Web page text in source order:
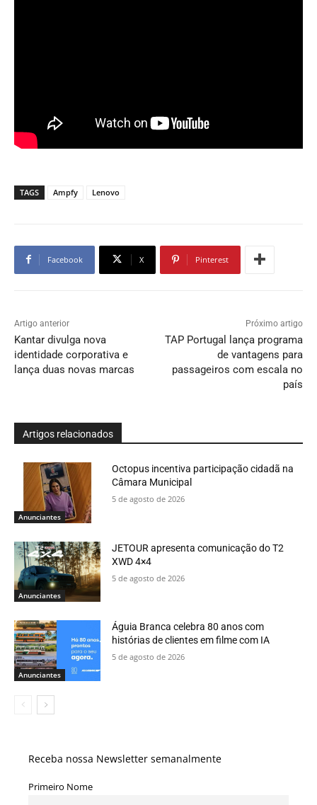
TAGS Ampfy Lenovo
Facebook X Pinterest
Artigo anterior
Kantar divulga nova
identidade corporativa e
lança duas novas marcas
Próximo artigo
TAP Portugal lança programa
de vantagens para
passageiros com escala no
país
Artigos relacionados
Anunciantes
Octopus incentiva participação cidadã na
Câmara Municipal
5 de agosto de 2026
Anunciantes
JETOUR apresenta comunicação do T2
XWD 4×4
5 de agosto de 2026
Anunciantes
Águia Branca celebra 80 anos com
histórias de clientes em filme com IA
5 de agosto de 2026
Receba nossa Newsletter semanalmente
Primeiro Nome